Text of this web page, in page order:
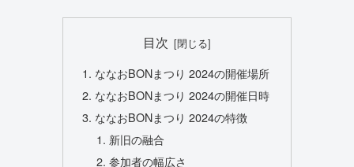
目次
ななおBONまつり 2024の開催場所
ななおBONまつり 2024の開催日時
ななおBONまつり 2024の特徴
新旧の融合
参加者の幅広さ